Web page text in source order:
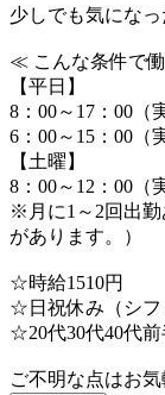
少しでも気にな
≪ こんな条件で
【平日】
8：00～17：00（
6：00～15：00（
【土曜】
8：00～12：00（
※月に1～2回出勤
があります。）
☆時給1510円
☆日祝休み（シフ
☆20代30代40代前
ご不明な点はお